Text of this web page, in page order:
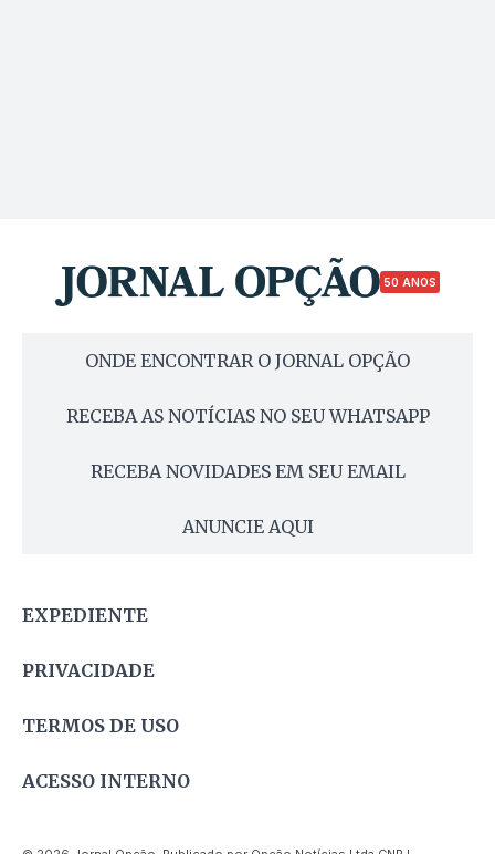
50 ANOS
ONDE ENCONTRAR O JORNAL OPÇÃO
RECEBA AS NOTÍCIAS NO SEU WHATSAPP
RECEBA NOVIDADES EM SEU EMAIL
ANUNCIE AQUI
EXPEDIENTE
PRIVACIDADE
TERMOS DE USO
ACESSO INTERNO